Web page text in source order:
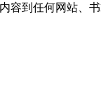
容到任何网站、